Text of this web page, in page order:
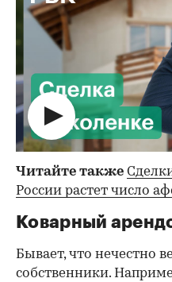
Читайте также
России растет число
Коварный
Бывает, что нечестно
собственники.